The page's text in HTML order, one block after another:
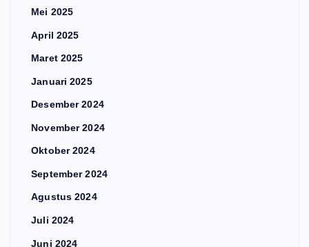
Mei 2025
April 2025
Maret 2025
Januari 2025
Desember 2024
November 2024
Oktober 2024
September 2024
Agustus 2024
Juli 2024
Juni 2024